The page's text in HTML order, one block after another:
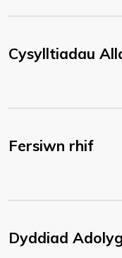
Cysylltiadau
Fersiwn rhif
Dyddiad